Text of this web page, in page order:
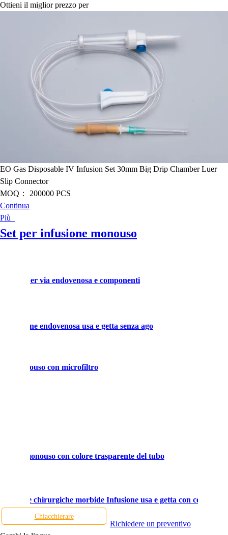
Ottieni il miglior prezzo per
EO Gas Disposable IV Infusion Set 30mm Big Drip Chamber Luer
Slip Connector
MOQ：
200000 PCS
Continua
Più
Set per infusione monouso
per via endovenosa e componenti
endovenosa usa e getta senza ago
monouso con microfiltro
Set monouso con colore trasparente del tubo
chirurgiche morbide Infusione usa e getta con
Chiacchierare
Richiedere un preventivo